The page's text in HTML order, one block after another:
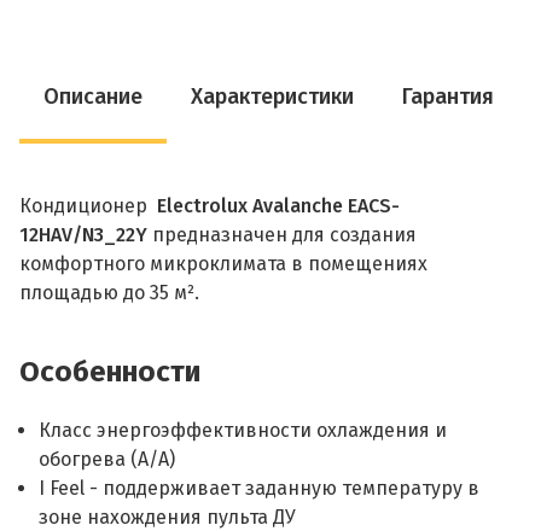
Описание Характеристики Гарантия
Кондиционер Electrolux Avalanche EACS-
12HAV/N3_22Y предназначен для создания
комфортного микроклимата в помещениях
площадью до 35 м².
Особенности
Класс энергоэффективности охлаждения и
обогрева (А/A)
I Feel - поддерживает заданную температуру в
зоне нахождения пульта ДУ